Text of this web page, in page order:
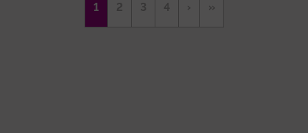
Pàgina
1 Page
2 Page
3 Page
4
Pàgina
›
Última
»